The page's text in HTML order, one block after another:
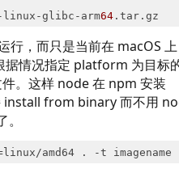
linux-glibc-arm64
行，而只是当前在 macOS 上
据情况指定 platform 为目标
。这样 node 在 npm 安装
install from binary 而不用